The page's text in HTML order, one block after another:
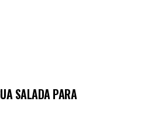
SALADA PARA